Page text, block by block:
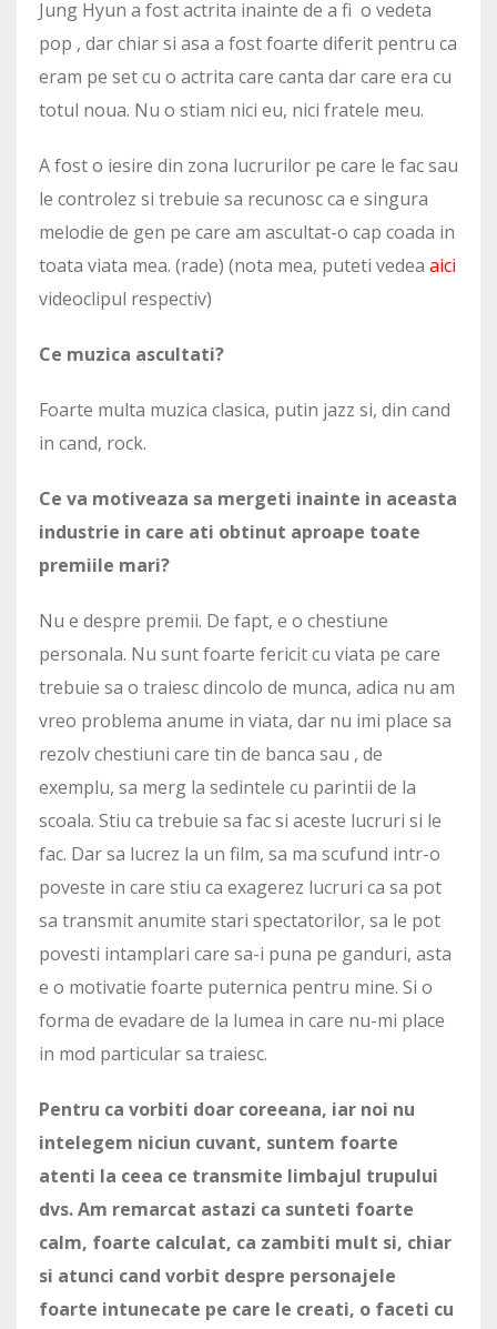
Jung Hyun a fost actrita inainte de a fi o vedeta
pop , dar chiar si asa a fost foarte diferit pentru ca
eram pe set cu o actrita care canta dar care era cu
totul noua. Nu o stiam nici eu, nici fratele meu.
A fost o iesire din zona lucrurilor pe care le fac sau
le controlez si trebuie sa recunosc ca e singura
melodie de gen pe care am ascultat-o cap coada in
toata viata mea. (rade) (nota mea, puteti vedea aici
videoclipul respectiv)
Ce muzica ascultati?
Foarte multa muzica clasica, putin jazz si, din cand
in cand, rock.
Ce va motiveaza sa mergeti inainte in aceasta
industrie in care ati obtinut aproape toate
premiile mari?
Nu e despre premii. De fapt, e o chestiune
personala. Nu sunt foarte fericit cu viata pe care
trebuie sa o traiesc dincolo de munca, adica nu am
vreo problema anume in viata, dar nu imi place sa
rezolv chestiuni care tin de banca sau , de
exemplu, sa merg la sedintele cu parintii de la
scoala. Stiu ca trebuie sa fac si aceste lucruri si le
fac. Dar sa lucrez la un film, sa ma scufund intr-o
poveste in care stiu ca exagerez lucruri ca sa pot
sa transmit anumite stari spectatorilor, sa le pot
povesti intamplari care sa-i puna pe ganduri, asta
e o motivatie foarte puternica pentru mine. Si o
forma de evadare de la lumea in care nu-mi place
in mod particular sa traiesc.
Pentru ca vorbiti doar coreeana, iar noi nu
intelegem niciun cuvant, suntem foarte
atenti la ceea ce transmite limbajul trupului
dvs. Am remarcat astazi ca sunteti foarte
calm, foarte calculat, ca zambiti mult si, chiar
si atunci cand vorbit despre personajele
foarte intunecate pe care le creati, o faceti cu